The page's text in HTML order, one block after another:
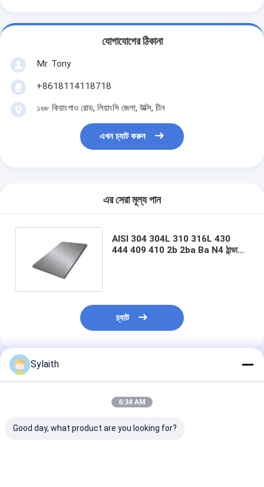
যোগাযোগের ঠিকানা
Mr. Tony
+8618114118718
১৬৮ কিয়াংগাও রোড, লিয়াংসি জেলা, উক্সি, চীন
এখন চ্যাট করুন
এর সেরা মূল্য পান
AISI 304 304L 310 316L 430
444 409 410 2b 2ba Ba N4 ঠান্ডা
চ্যাট
প্রস্তাবিত পণ্য
Sylaith
6:34 AM
Good day, what product are you looking for?